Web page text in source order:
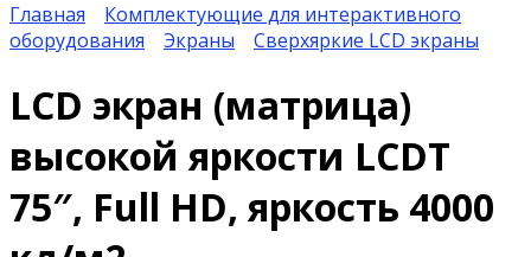
Главная
Комплектующие для интерактивного
оборудования
Экраны Сверхяркие LCD экраны
LCD экран (матрица)
высокой яркости LCDT
75″, Full HD, яркость 4000